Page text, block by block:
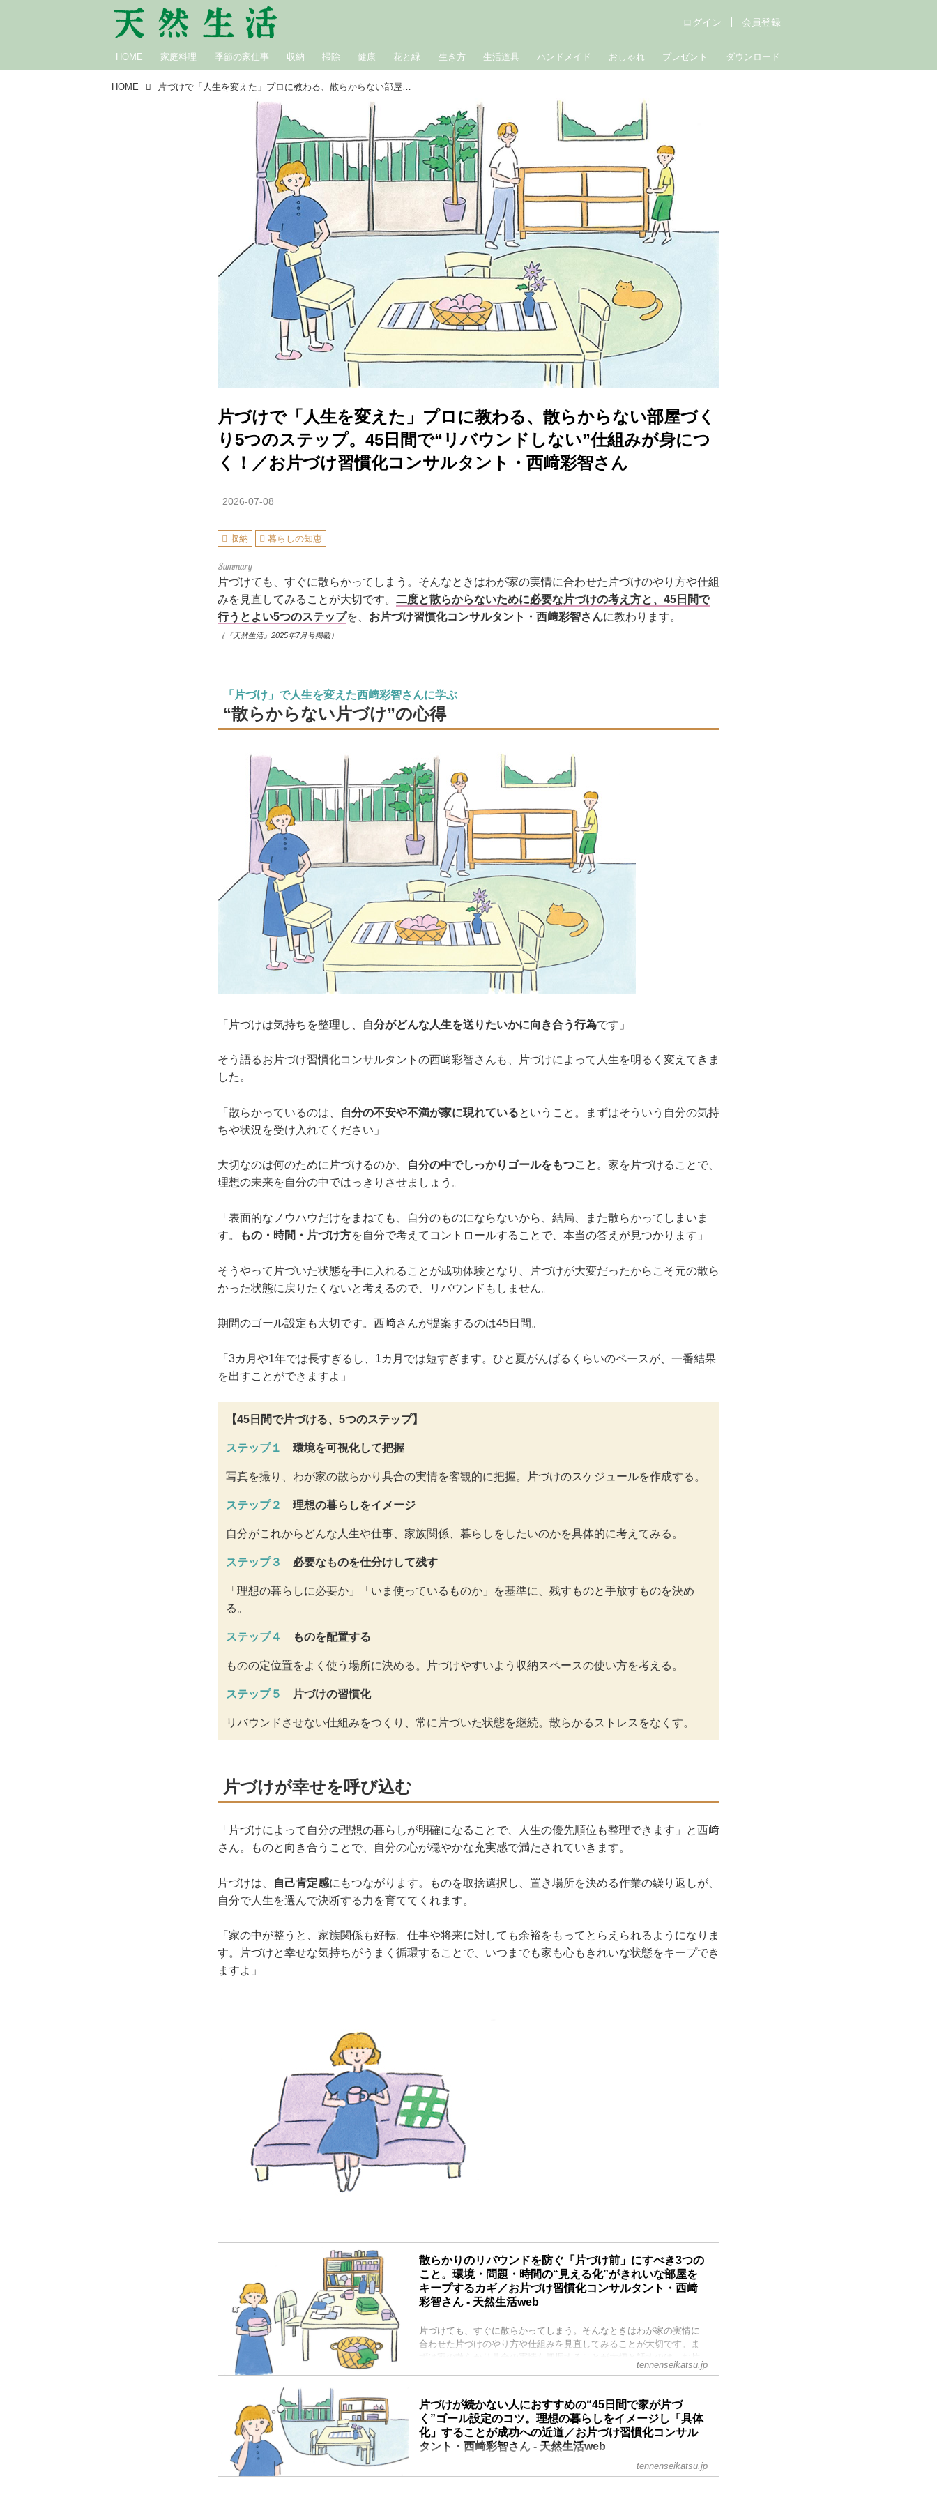
HOME 家庭料理 季節の家仕事 収納 掃除 健康 花と緑 生き方 生活道具 ハンドメイド おしゃれ プレゼント ダウンロード
ログイン 会員登録
HOME 片づけで「人生を変えた」プロに教わる、散らからない部屋づくり5つのステップ。45日間で“リバウンドしない”仕組みが身につく！／お片づけ習慣化コンサルタント・西﨑彩智さん
片づけで「人生を変えた」プロに教わる、散らからない部屋づく
り5つのステップ。45日間で“リバウンドしない”仕組みが身につ
く！／お片づけ習慣化コンサルタント・西﨑彩智さん
2026-07-08
収納 暮らしの知恵
片づけても、すぐに散らかってしまう。そんなときはわが家の実情に合わせた片づけのやり方や仕組
みを見直してみることが大切です。 二度と散らからないために必要な片づけの考え方と、45日間で
行うとよい5つのステップを、 お片づけ習慣化コンサルタント・西﨑彩智さんに教わります。
（『天然生活』2025年7月号掲載）
「片づけ」で人生を変えた西﨑彩智さんに学ぶ
“散らからない片づけ”の心得
「片づけは気持ちを整理し、 自分がどんな人生を送りたいかに向き合う行為です」
そう語るお片づけ習慣化コンサルタントの西﨑彩智さんも、片づけによって人生を明るく変えてきま
した。
「散らかっているのは、 自分の不安や不満が家に現れているということ。まずはそういう自分の気持
ちや状況を受け入れてください」
大切なのは何のために片づけるのか、 自分の中でしっかりゴールをもつこと。家を片づけることで、
理想の未来を自分の中ではっきりさせましょう。
「表面的なノウハウだけをまねても、自分のものにならないから、結局、また散らかってしまいま
す。
もの・時間・片づけ方を自分で考えてコントロールすることで、本当の答えが見つかります」
そうやって片づいた状態を手に入れることが成功体験となり、片づけが大変だったからこそ元の散ら
かった状態に戻りたくないと考えるので、リバウンドもしません。
期間のゴール設定も大切です。西﨑さんが提案するのは45日間。
「3カ月や1年では長すぎるし、1カ月では短すぎます。ひと夏がんばるくらいのペースが、一番結果
を出すことができますよ」
【45日間で片づける、5つのステップ】
ステップ１ 環境を可視化して把握
写真を撮り、わが家の散らかり具合の実情を客観的に把握。片づけのスケジュールを作成する。
ステップ２ 理想の暮らしをイメージ
自分がこれからどんな人生や仕事、家族関係、暮らしをしたいのかを具体的に考えてみる。
ステップ３ 必要なものを仕分けして残す
「理想の暮らしに必要か」「いま使っているものか」を基準に、残すものと手放すものを決め
る。
ステップ４ ものを配置する
ものの定位置をよく使う場所に決める。片づけやすいよう収納スペースの使い方を考える。
ステップ５ 片づけの習慣化
リバウンドさせない仕組みをつくり、常に片づいた状態を継続。散らかるストレスをなくす。
片づけが幸せを呼び込む
「片づけによって自分の理想の暮らしが明確になることで、人生の優先順位も整理できます」と西﨑
さん。ものと向き合うことで、自分の心が穏やかな充実感で満たされていきます。
片づけは、 自己肯定感にもつながります。ものを取捨選択し、置き場所を決める作業の繰り返しが、
自分で人生を選んで決断する力を育ててくれます。
「家の中が整うと、家族関係も好転。仕事や将来に対しても余裕をもってとらえられるようになりま
す。片づけと幸せな気持ちがうまく循環することで、いつまでも家も心もきれいな状態をキープでき
ますよ」
散らかりのリバウンドを防ぐ「片づけ前」にすべき3つの
こと。環境・問題・時間の“見える化”がきれいな部屋を
キープするカギ／お片づけ習慣化コンサルタント・西﨑
彩智さん - 天然生活web
片づけても、すぐに散らかってしまう。そんなときはわが家の実情に
合わせた片づけのやり方や仕組みを見直してみることが大切です。ま
ずは家の散らかり具合の実情を把握することが大切と話すのは、お片
づけ習慣化コンサルタント・西﨑彩智さん。散らからない片づけのた
生活』2025年7月号掲載）
tennenseikatsu.jp
片づけが続かない人におすすめの“45日間で家が片づ
く”ゴール設定のコツ。理想の暮らしをイメージし「具体
化」することが成功への近道／お片づけ習慣化コンサル
タント・西﨑彩智さん - 天然生活web
片づけても、すぐに散らかってしまう。そんなときはわが家の実情に
tennenseikatsu.jp